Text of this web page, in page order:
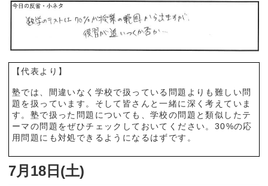
【代表より】
塾では、間違いなく学校で扱っている問題よりも難しい問
題を扱っています。そして皆さんと一緒に深く考えていま
す。塾で扱った問題についても、学校の問題と類似したテ
ーマの問題をぜひチェックしておいてください。30%の応
用問題にも対処できるようになるはずです。
7月18日(土)